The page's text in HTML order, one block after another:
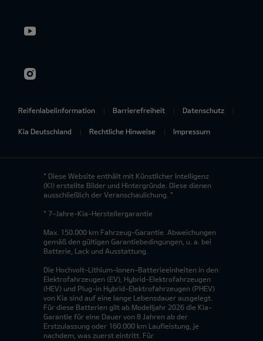
Reifenlabelinformation Barrierefreiheit Datenschutz
Kia Deutschland Rechtliche Hinweise Impressum
* Diese Website enthält mit Künstlicher Intelligenz
(KI) erstellte Bilder und Hintergründe. Diese dienen
ausschließlich der Veranschaulichung. *
* 7-Jahre-Kia-Herstellergarantie
Max. 150.000 km Fahrzeug-Garantie. Abweichungen
gemäß den gültigen Garantiebedingungen, u. a. bei
Batterie, Lack und Ausstattung.
Die Hochvolt-Lithium-Ionen-Batterieeinheiten in den
Elektrofahrzeugen (EV), Hybrid-Elektrofahrzeugen
(HEV) und Plug-in Hybrid-Elektrofahrzeugen (PHEV)
von Kia sind auf eine lange Lebensdauer ausgelegt.
Für diese Batterien gilt ab Modelljahr 2026 die Kia-
Garantie für eine Dauer von 8 Jahren ab der
Erstzulassung oder 160.000 km Laufleistung, je
nachdem, was zuerst eintritt. Für